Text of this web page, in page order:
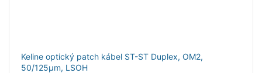
Keline optický patch kábel ST-ST Duplex, OM2,
50/125µm, LSOH